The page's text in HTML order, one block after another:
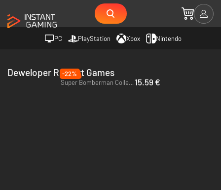
PC PlayStation Xbox Nintendo
Deweloper Red Art Games
-22%
Super Bomberman Collection - PC (Steam)15.59 €